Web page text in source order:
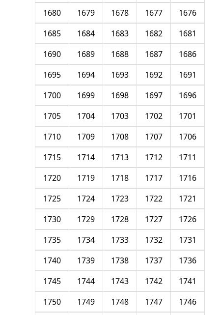
1676
1677
1678
1679
1680
1681
1682
1683
1684
1685
1686
1687
1688
1689
1690
1691
1692
1693
1694
1695
1696
1697
1698
1699
1700
1701
1702
1703
1704
1705
1706
1707
1708
1709
1710
1711
1712
1713
1714
1715
1716
1717
1718
1719
1720
1721
1722
1723
1724
1725
1726
1727
1728
1729
1730
1731
1732
1733
1734
1735
1736
1737
1738
1739
1740
1741
1742
1743
1744
1745
1746
1747
1748
1749
1750